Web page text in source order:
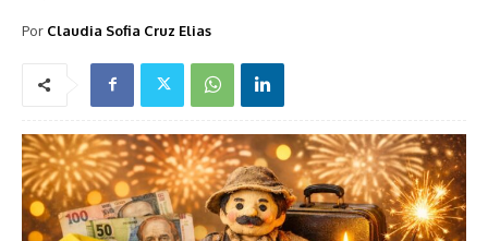
Por Claudia Sofia Cruz Elias